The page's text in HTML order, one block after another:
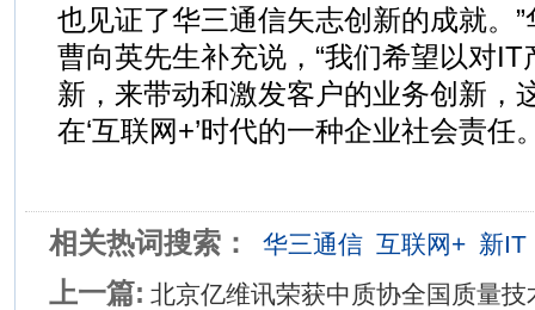
也见证了华三通信矢志创新的成就。
曹向英先生补充说，“我们希望以对
新，来带动和激发客户的业务创新，
在‘互联网+’时代的一种企业社会责任
相关热词搜索： 华三通信 互联网+ 新IT
上一篇: 北京亿维讯荣获中质协全国质量技